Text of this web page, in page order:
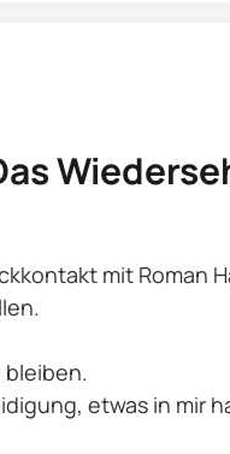
mit Roman
bleiben.
etwas in mir